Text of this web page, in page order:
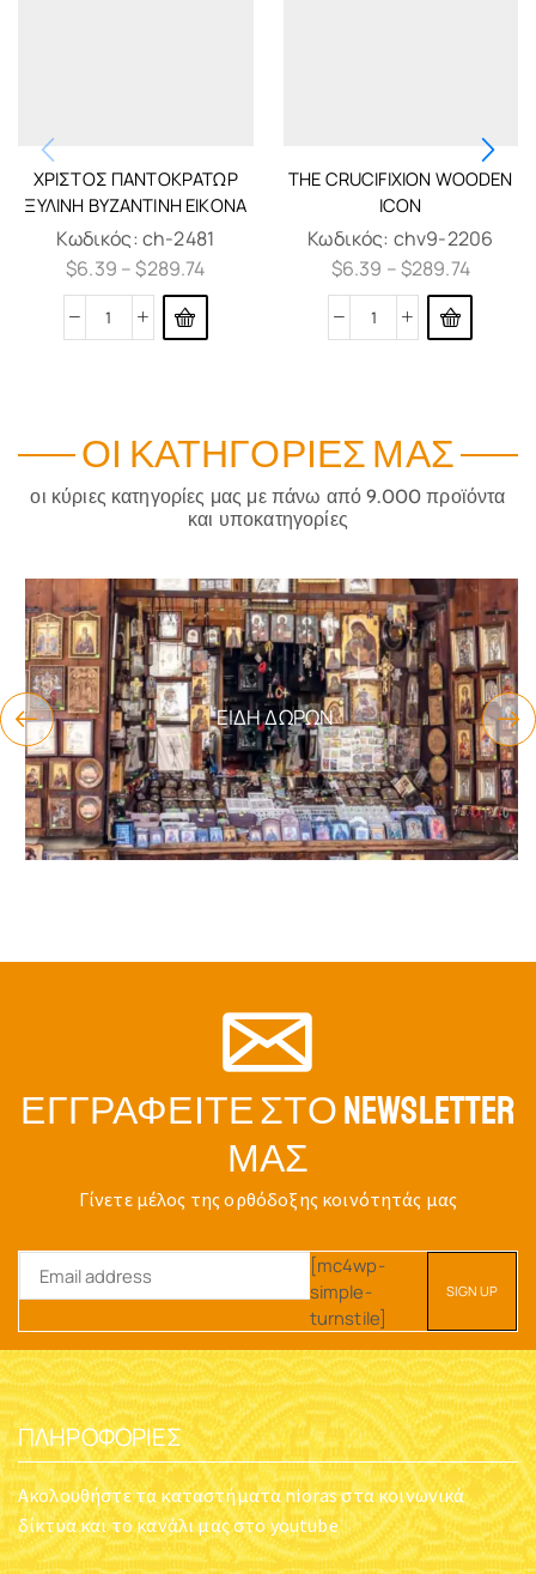
ΧΡΙΣΤΌΣ ΠΑΝΤΟΚΡΆΤΩΡ
ΞΎΛΙΝΗ ΒΥΖΑΝΤΙΝΉ ΕΙΚΌΝΑ
Κωδικός: ch-2481
$6.39 –$289.74
THE CRUCIFIXION WOODEN
ICON
Κωδικός: chv9-2206
$6.39 –$289.74
ΟΙ ΚΑΤΗΓΟΡΊΕΣ ΜΑΣ
οι κύριες κατηγορίες μας με πάνω από 9.000 προϊόντα
και υποκατηγορίες
ΕΊΔΗ ΔΏΡΩΝ
ΕΓΓΡΑΦΕΊΤΕ ΣΤΟ NEWSLETTER
ΜΑΣ
Γίνετε μέλος της ορθόδοξης κοινότητάς μας
[mc4wp-
simple-
turnstile]
ΠΛΗΡΟΦΟΡΊΕΣ
Ακολουθήστε τα καταστήματα nioras στα κοινωνικά
δίκτυα και το κανάλι μας στο youtube